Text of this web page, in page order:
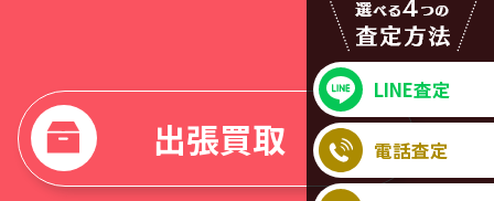
出張買取
LINE査定
電話査定